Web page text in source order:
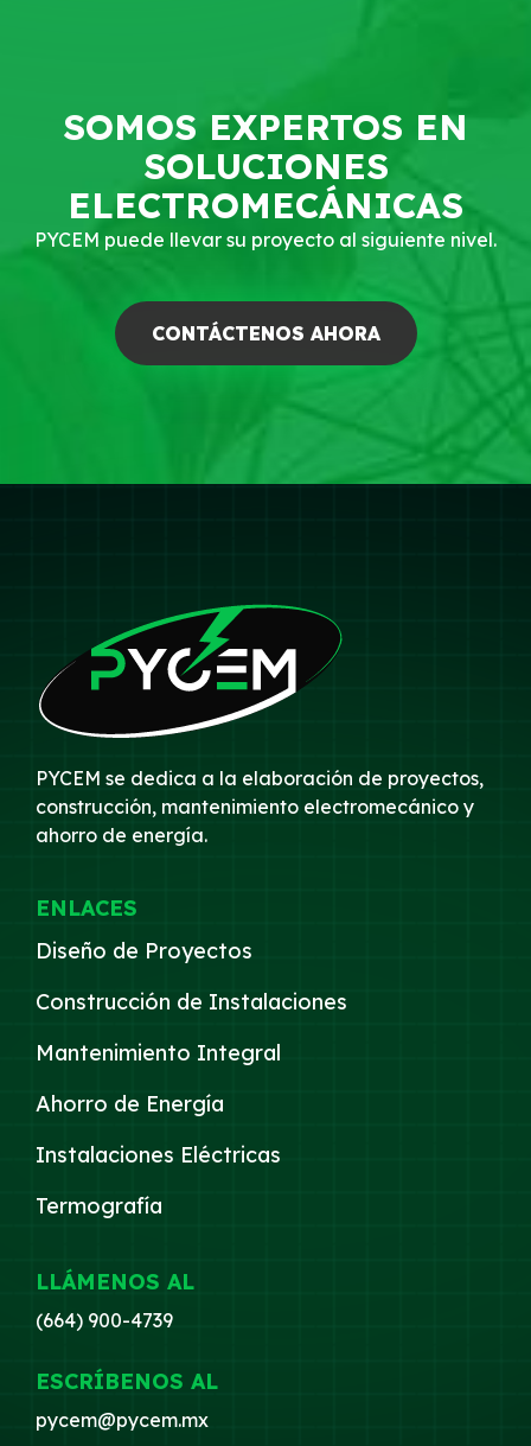
SOMOS EXPERTOS EN
SOLUCIONES
ELECTROMECÁNICAS
PYCEM puede llevar su proyecto al siguiente nivel.
CONTÁCTENOS AHORA
PYCEM se dedica a la elaboración de proyectos,
construcción, mantenimiento electromecánico y
ahorro de energía.
ENLACES
Diseño de Proyectos
Construcción de Instalaciones
Mantenimiento Integral
Ahorro de Energía
Instalaciones Eléctricas
Termografía
LLÁMENOS AL
(664) 900-4739
ESCRÍBENOS AL
pycem@pycem.mx